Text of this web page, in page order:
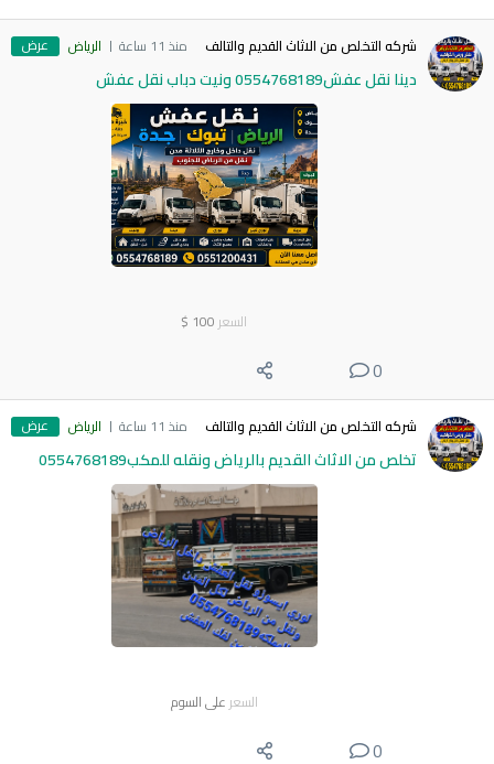
شركه التخلص من الاثاث القديم والتالف منذ 11 ساعة الرياض عرض
دينا نقل عفش0554768189 ونيت دباب نقل عفش
السعر 100
$
0
شركه التخلص من الاثاث القديم والتالف منذ 11 ساعة الرياض عرض
تخلص من الاثاث القديم بالرياض ونقله للمكب0554768189
السعر على السوم
0